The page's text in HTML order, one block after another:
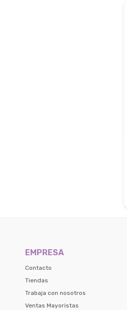
EMPRESA
Contacto
Tiendas
Trabaja con nosotros
Ventas Mayoristas